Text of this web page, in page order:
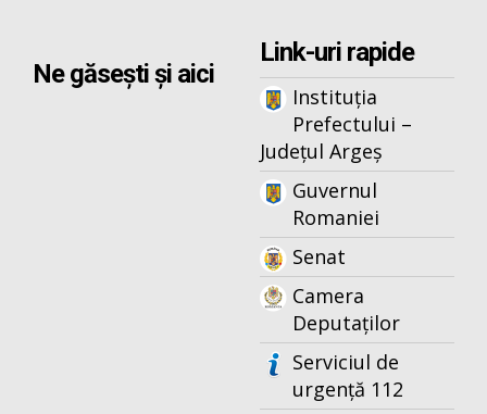
Ne găsești și aici
Link-uri rapide
Instituția
Prefectului –
Județul Argeș
Guvernul
Romaniei
Senat
Camera
Deputaților
Serviciul de
urgență 112